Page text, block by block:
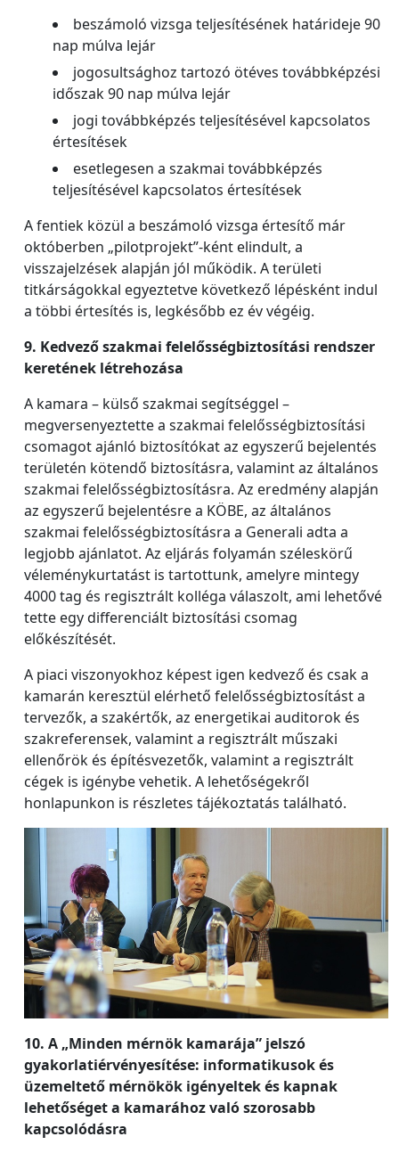
beszámoló vizsga teljesítésének határideje 90
nap múlva lejár
jogosultsághoz tartozó ötéves továbbképzési
időszak 90 nap múlva lejár
jogi továbbképzés teljesítésével kapcsolatos
értesítések
esetlegesen a szakmai továbbképzés
teljesítésével kapcsolatos értesítések
A fentiek közül a beszámoló vizsga értesítő már
októberben „pilotprojekt”-ként elindult, a
visszajelzések alapján jól működik. A területi
titkárságokkal egyeztetve következő lépésként indul
a többi értesítés is, legkésőbb ez év végéig.
9. Kedvező szakmai felelősségbiztosítási rendszer
keretének létrehozása
A kamara – külső szakmai segítséggel –
megversenyeztette a szakmai felelősségbiztosítási
csomagot ajánló biztosítókat az egyszerű bejelentés
területén kötendő biztosításra, valamint az általános
szakmai felelősségbiztosításra. Az eredmény alapján
az egyszerű bejelentésre a KÖBE, az általános
szakmai felelősségbiztosításra a Generali adta a
legjobb ajánlatot. Az eljárás folyamán széleskörű
véleménykurtatást is tartottunk, amelyre mintegy
4000 tag és regisztrált kolléga válaszolt, ami lehetővé
tette egy differenciált biztosítási csomag
előkészítését.
A piaci viszonyokhoz képest igen kedvező és csak a
kamarán keresztül elérhető felelősségbiztosítást a
tervezők, a szakértők, az energetikai auditorok és
szakreferensek, valamint a regisztrált műszaki
ellenőrök és építésvezetők, valamint a regisztrált
cégek is igénybe vehetik. A lehetőségekről
honlapunkon is részletes tájékoztatás található.
10. A „Minden mérnök kamarája” jelszó
gyakorlatiérvényesítése: informatikusok és
üzemeltető mérnökök igényeltek és kapnak
lehetőséget a kamarához való szorosabb
kapcsolódásra